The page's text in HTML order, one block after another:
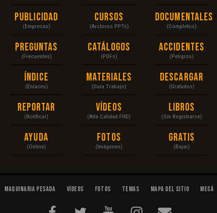
Publicidad
(Empresas)
Preguntas
(Frecuentes)
Índice
(Enlaces)
Reportar
(Notificar)
Ayuda
(Online)
Cursos
(Archivos PPTs)
Catálogos
(PDFs)
Materiales
(Guía Trabajo)
Vídeos
(Alta Calidad FHD)
Fotos
(Imágenes)
Documentales
(Completos)
Accidentes
(Peligros)
Descargar
(Gratuitos)
Libros
(Sin Registrarse)
Gratis
(Bajar)
Maquinaria Pesada Vídeos Fotos Temas Mapa del Sitio